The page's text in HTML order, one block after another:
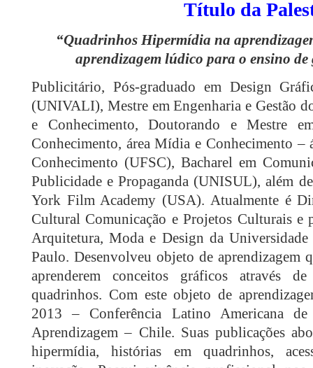
Título da
“Quadrinhos Hipermídia na
aprendizagem lúdico para o ensino
Publicitário, Pós-graduado em Design
(UNIVALI), Mestre em Engenharia e Gestão
e Conhecimento, Doutorando e Mestre
Conhecimento, área Mídia e Conhecimento –
Conhecimento (UFSC), Bacharel em
Publicidade e Propaganda (UNISUL), além
York Film Academy (USA). Atualmente é
Cultural Comunicação e Projetos Culturais e
Arquitetura, Moda e Design da
Paulo. Desenvolveu objeto de aprendizagem
aprenderem conceitos gráficos através
quadrinhos. Com este objeto de
2013 – Conferência Latino Americana
Aprendizagem – Chile. Suas publicações
hipermídia, histórias em quadrinhos,